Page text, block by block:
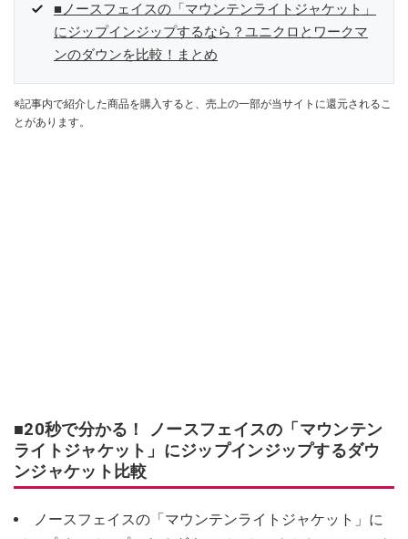
■ノースフェイスの「マウンテンライトジャケット」
にジップインジップするなら？ユニクロとワークマ
ンのダウンを比較！まとめ
※記事内で紹介した商品を購入すると、売上の一部が当サイトに還元されるこ
とがあります。
■20秒で分かる！ ノースフェイスの「マウンテン
ライトジャケット」にジップインジップするダウ
ンジャケット比較
ノースフェイスの「マウンテンライトジャケット」に